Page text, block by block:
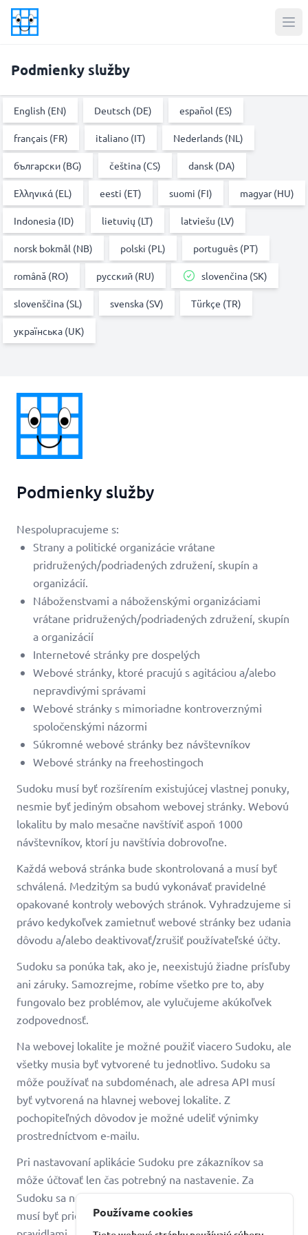
Podmienky služby
English (EN) Deutsch (DE) español (ES)
français (FR) italiano (IT) Nederlands (NL)
български (BG) čeština (CS) dansk (DA)
Ελληνικά (EL) eesti (ET) suomi (FI) magyar (HU)
Indonesia (ID) lietuvių (LT) latviešu (LV)
norsk bokmål (NB) polski (PL) português (PT)
română (RO) русский (RU) slovenčina (SK)
slovenščina (SL) svenska (SV) Türkçe (TR)
українська (UK)
Podmienky služby
Nespolupracujeme s:
Strany a politické organizácie vrátane
pridružených/podriadených združení, skupín a
organizácií.
Náboženstvami a náboženskými organizáciami
vrátane pridružených/podriadených združení, skupín
a organizácií
Internetové stránky pre dospelých
Webové stránky, ktoré pracujú s agitáciou a/alebo
nepravdivými správami
Webové stránky s mimoriadne kontroverznými
spoločenskými názormi
Súkromné webové stránky bez návštevníkov
Webové stránky na freehostingoch
Sudoku musí byť rozšírením existujúcej vlastnej ponuky,
nesmie byť jediným obsahom webovej stránky. Webovú
lokalitu by malo mesačne navštíviť aspoň 1000
návštevníkov, ktorí ju navštívia dobrovoľne.
Každá webová stránka bude skontrolovaná a musí byť
schválená. Medzitým sa budú vykonávať pravidelné
opakované kontroly webových stránok. Vyhradzujeme si
právo kedykoľvek zamietnuť webové stránky bez udania
dôvodu a/alebo deaktivovať/zrušiť používateľské účty.
Sudoku sa ponúka tak, ako je, neexistujú žiadne prísľuby
ani záruky. Samozrejme, robíme všetko pre to, aby
fungovalo bez problémov, ale vylučujeme akúkoľvek
zodpovednosť.
Na webovej lokalite je možné použiť viacero Sudoku, ale
všetky musia byť vytvorené tu jednotlivo. Sudoku sa
môže používať na subdoménach, ale adresa API musí
byť vytvorená na hlavnej webovej lokalite. Z
pochopiteľných dôvodov je možné udeliť výnimky
prostredníctvom e-mailu.
Pri nastavovaní aplikácie Sudoku pre zákazníkov sa
môže účtovať len čas potrebný na nastavenie. Za
Sudoku sa neplatia žiadne mesačné poplatky a zákazník
musí byť pridaný do tímu, aby bol oboznámený s týmito
Používame cookies